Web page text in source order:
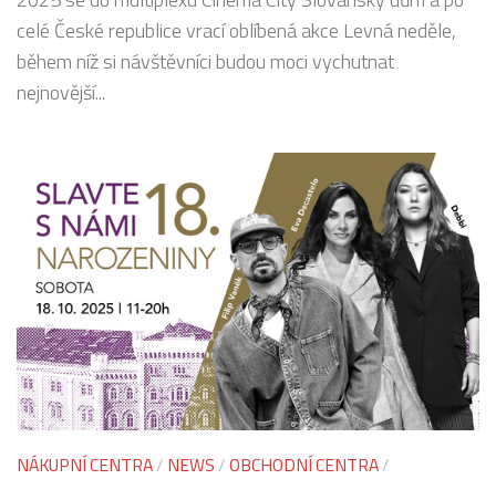
celé České republice vrací oblíbená akce Levná neděle,
během níž si návštěvníci budou moci vychutnat
nejnovější...
NÁKUPNÍ CENTRA/ NEWS /OBCHODNÍ CENTRA/